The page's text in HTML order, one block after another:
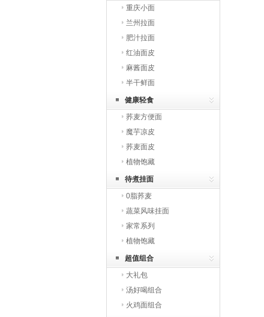
重庆小面
兰州拉面
肥汁拉面
红油面皮
麻酱面皮
半干鲜面
健康轻食
荞麦方便面
魔芋凉皮
荞麦面皮
植物饱藏
待煮挂面
0脂荞麦
蔬菜风味挂面
家常系列
植物饱藏
超值组合
大礼包
汤好喝组合
火鸡面组合